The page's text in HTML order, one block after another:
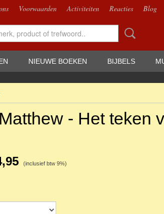
Voorwaarden Activiteiten Reacties Blog
NIEUWE BOEKEN BIJBELS
- Het teken
(inclusief btw 9%)